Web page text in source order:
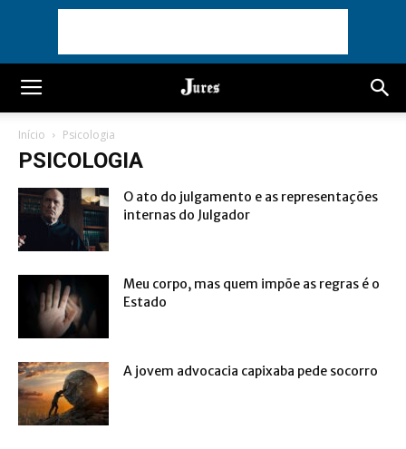
Início Psicologia
PSICOLOGIA
O ato do julgamento e as representações
internas do Julgador
Meu corpo, mas quem impõe as regras é o
Estado
A jovem advocacia capixaba pede socorro